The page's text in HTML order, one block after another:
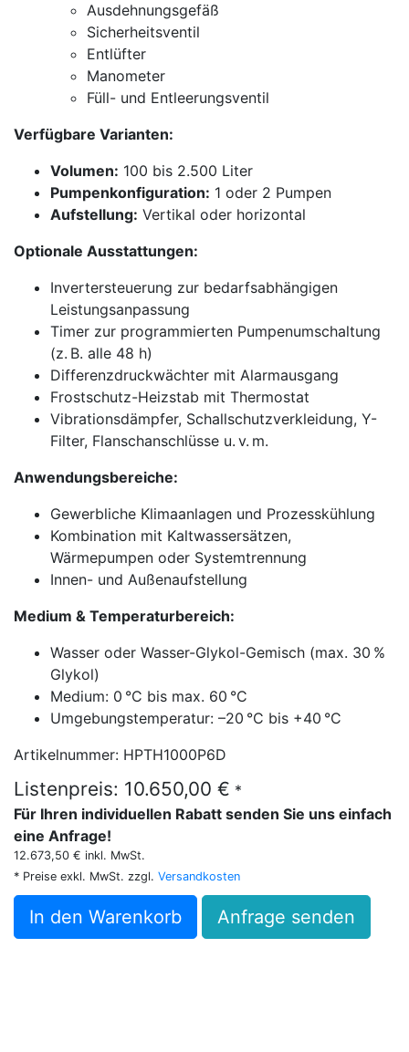
Ausdehnungsgefäß
Sicherheitsventil
Entlüfter
Manometer
Füll- und Entleerungsventil
Verfügbare Varianten:
Volumen: 100 bis 2.500 Liter
Pumpenkonfiguration: 1 oder 2 Pumpen
Aufstellung: Vertikal oder horizontal
Optionale Ausstattungen:
Invertersteuerung zur bedarfsabhängigen
Leistungsanpassung
Timer zur programmierten Pumpenumschaltung
(z. B. alle 48 h)
Differenzdruckwächter mit Alarmausgang
Frostschutz-Heizstab mit Thermostat
Vibrationsdämpfer, Schallschutzverkleidung, Y-
Filter, Flanschanschlüsse u. v. m.
Anwendungsbereiche:
Gewerbliche Klimaanlagen und Prozesskühlung
Kombination mit Kaltwassersätzen,
Wärmepumpen oder Systemtrennung
Innen- und Außenaufstellung
Medium & Temperaturbereich:
Wasser oder Wasser-Glykol-Gemisch (max. 30 %
Glykol)
Medium: 0 °C bis max. 60 °C
Umgebungstemperatur: –20 °C bis +40 °C
Artikelnummer: HPTH1000P6D
Listenpreis: 10.650,00 € *
Für Ihren individuellen Rabatt senden Sie uns einfach
eine Anfrage!
12.673,50 € inkl. MwSt.
* Preise exkl. MwSt. zzgl. Versandkosten
In den Warenkorb Anfrage senden